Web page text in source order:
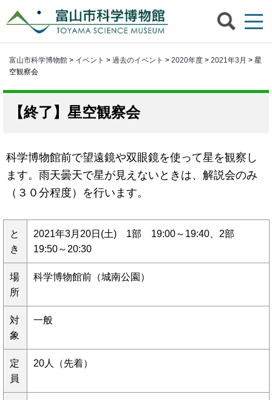
富山市科学博物館 > イベント > 過去のイベント > 2020年度 > 2021年3月 > 星
空観察会
星空観察会
科学博物館前で望遠鏡や双眼鏡を使って星を観察し
ます。雨天曇天で星が見えないときは、解説会のみ
（３０分程度）を行います。
と
き
2021年3月20日(土) 1部 19:00～19:40、2部
19:50～20:30
場
所
科学博物館前（城南公園）
対
象
一般
定
員
20人（先着）